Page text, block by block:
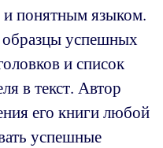
понятным языком.
успешных
и список
в текст. Автор
его книги любой
успешные